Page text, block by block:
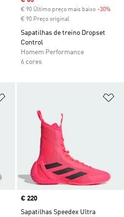
€ 90 Último preço mais baixo -30%
€ 90 Preço original
Sapatilhas de treino Dropset
Control
Homem Performance
6 cores
Price
€ 220
Sapatilhas Speedex Ultra